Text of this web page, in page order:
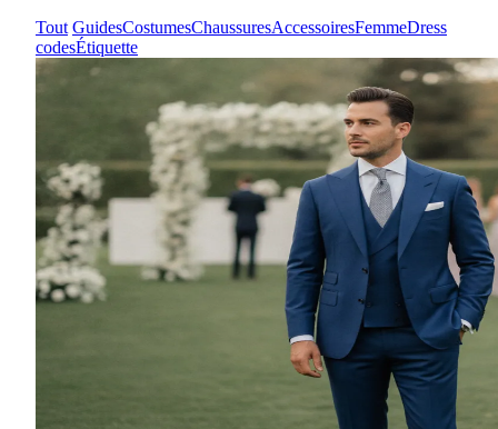
Tout GuidesCostumesChaussuresAccessoiresFemmeDress
codesÉtiquette